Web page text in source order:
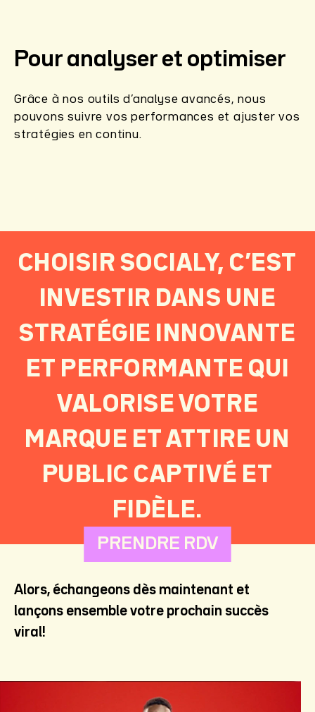
Pour analyser et optimiser
Grâce à nos outils d’analyse avancés, nous
pouvons suivre vos performances et ajuster vos
stratégies en continu.
CHOISIR SOCIALY, C’EST
INVESTIR DANS UNE
STRATÉGIE INNOVANTE
ET PERFORMANTE QUI
VALORISE VOTRE
MARQUE ET ATTIRE UN
PUBLIC CAPTIVÉ ET
FIDÈLE.
PRENDRE RDV
Alors, échangeons dès maintenant et
lançons ensemble votre prochain succès
viral!